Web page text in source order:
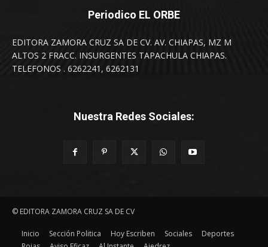
Periodico EL ORBE
EDITORA ZAMORA CRUZ SA DE CV. AV. CHIAPAS, MZ M
ALTOS 2 FRACC. INSURGENTES TAPACHULA CHIAPAS.
TELEFONOS . 6262241, 6262131
Nuestra Redes Sociales:
© EDITORA ZAMORA CRUZ SA DE CV
Inicio Sección Politica Hoy Escriben Sociales
Deportes